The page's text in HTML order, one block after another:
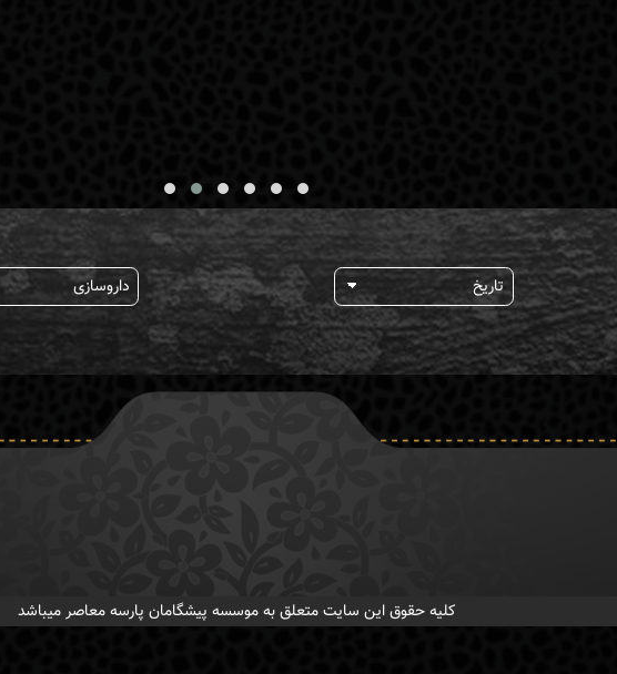
کلیه حقوق این سایت متعلق به موسسه پیشگامان پارسه معاصر میباشد